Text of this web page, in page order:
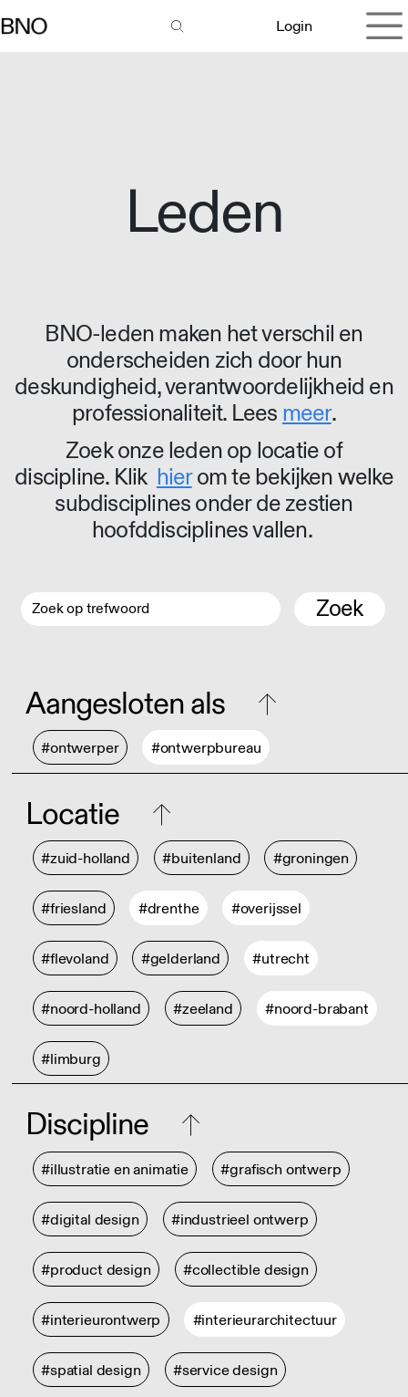
Login
Leden
BNO-leden maken het verschil en
onderscheiden zich door hun
deskundigheid, verantwoordelijkheid en
professionaliteit. Lees meer.
Zoek onze leden op locatie of
discipline. Klik hierom te bekijken welke
subdisciplines onder de zestien
hoofddisciplines vallen.
Zoek
Aangesloten als
#ontwerper #ontwerpbureau
Locatie
#zuid-holland #buitenland #groningen
#friesland #drenthe #overijssel
#flevoland #gelderland #utrecht
#noord-holland #zeeland #noord-brabant
#limburg
Discipline
#illustratie en animatie #grafisch ontwerp
#digital design #industrieel ontwerp
#product design #collectible design
#interieurontwerp #interieurarchitectuur
#spatial design #service design